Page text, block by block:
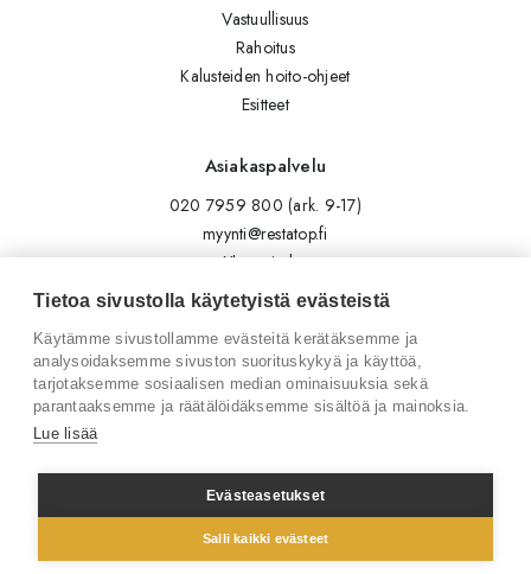
Vastuullisuus
Rahoitus
Kalusteiden hoito-ohjeet
Esitteet
Asiakaspalvelu
020 7959 800 (ark. 9-17)
myynti@restatop.fi
Yhteystiedot
Lähetä viesti
Seuraa meitä
Tilaa uutiskirje
Facebook
© 2026 Restatop Oy
Tietoa sivustolla käytetyistä evästeistä
Käytämme sivustollamme evästeitä kerätäksemme ja
analysoidaksemme sivuston suorituskykyä ja käyttöä,
tarjotaksemme sosiaalisen median ominaisuuksia sekä
parantaaksemme ja räätälöidäksemme sisältöä ja mainoksia.
Lue lisää
Evästeasetukset
Salli kaikki evästeet